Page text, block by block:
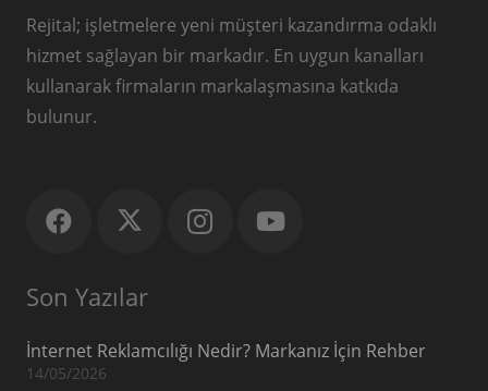
Rejital; işletmelere yeni müşteri kazandırma odaklı
hizmet sağlayan bir markadır. En uygun kanalları
kullanarak firmaların markalaşmasına katkıda
bulunur.
Son Yazılar
İnternet Reklamcılığı Nedir? Markanız İçin Rehber
14/05/2026